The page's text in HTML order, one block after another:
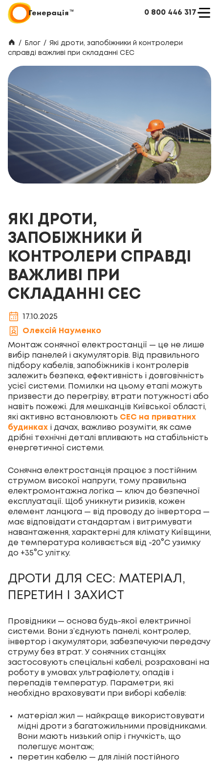
0 800 446 317
/ Блог / Які дроти, запобіжники й контролери
справді важливі при складанні СЕС
ЯКІ ДРОТИ,
ЗАПОБІЖНИКИ Й
КОНТРОЛЕРИ СПРАВДІ
ВАЖЛИВІ ПРИ
СКЛАДАННІ СЕС
17.10.2025
Олексій Науменко
Монтаж сонячної електростанції — це не лише
вибір панелей і акумуляторів. Від правильного
підбору кабелів, запобіжників і контролерів
залежить безпека, ефективність і довговічність
усієї системи. Помилки на цьому етапі можуть
призвести до перегріву, втрати потужності або
навіть пожежі. Для мешканців Київської області,
які активно встановлюють СЕС на приватних
будинках і дачах, важливо розуміти, як саме
дрібні технічні деталі впливають на стабільність
енергетичної системи.
Сонячна електростанція працює з постійним
струмом високої напруги, тому правильна
електромонтажна логіка — ключ до безпечної
експлуатації. Щоб уникнути ризиків, кожен
елемент ланцюга — від проводу до інвертора —
має відповідати стандартам і витримувати
навантаження, характерні для клімату Київщини,
де температура коливається від -20°C узимку
до +35°C улітку.
ДРОТИ ДЛЯ СЕС: МАТЕРІАЛ,
ПЕРЕТИН І ЗАХИСТ
Провідники — основа будь-якої електричної
системи. Вони з’єднують панелі, контролер,
інвертор і акумулятори, забезпечуючи передачу
струму без втрат. У сонячних станціях
застосовують спеціальні кабелі, розраховані на
роботу в умовах ультрафіолету, опадів і
перепадів температур. Параметри, які
необхідно враховувати при виборі кабелів:
матеріал жил — найкраще використовувати
мідні дроти з багатожильними провідниками.
Вони мають низький опір і гнучкість, що
полегшує монтаж;
перетин кабелю — для ліній постійного